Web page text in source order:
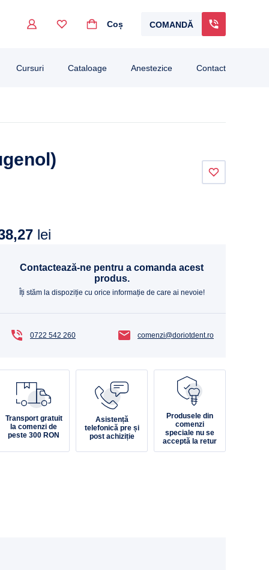
to the desired page. Touch device users, explore by touch or with swipe
Coș COMANDĂ
Cursuri Cataloage Anestezice Contact
lei
Contactează-ne pentru a comanda acest
produs.
Îți stăm la dispoziție cu orice informație de care ai nevoie!
0722 542 260 comenzi@doriotdent.ro
Transport gratuit
la comenzi de
peste 300 RON
Asistență
telefonică pre și
post achiziție
Produsele din
comenzi
speciale nu se
acceptă la retur